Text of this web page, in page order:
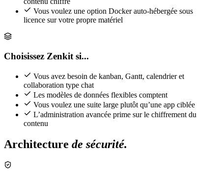
Vous voulez une option Docker auto-hébergée sous
licence sur votre propre matériel
Choisissez Zenkit si...
Vous avez besoin de kanban, Gantt, calendrier et
collaboration type chat
Les modèles de données flexibles comptent
Vous voulez une suite large plutôt qu’une app ciblée
L’administration avancée prime sur le chiffrement du
contenu
Architecture de sécurité.